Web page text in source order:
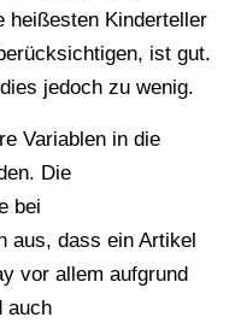
heißesten Kinderteller
ist gut.
jedoch zu wenig.
Variablen in die
Die
bei
aus, dass ein Artikel
vor allem aufgrund
auch